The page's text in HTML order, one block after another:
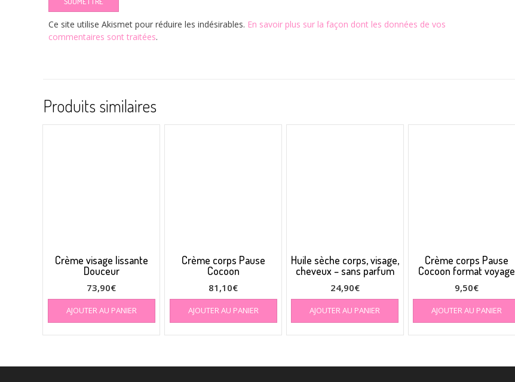
Ce site utilise Akismet pour réduire les indésirables. En savoir plus sur la façon dont les données de vos
commentaires sont traitées.
Produits similaires
Crème visage lissante
Douceur
73,90€
AJOUTER AU PANIER
Crème corps Pause
Cocoon
81,10€
AJOUTER AU PANIER
Huile sèche corps, visage,
cheveux – sans parfum
24,90€
AJOUTER AU PANIER
Crème corps Pause
Cocoon format voyage
9,50€
AJOUTER AU PANIER